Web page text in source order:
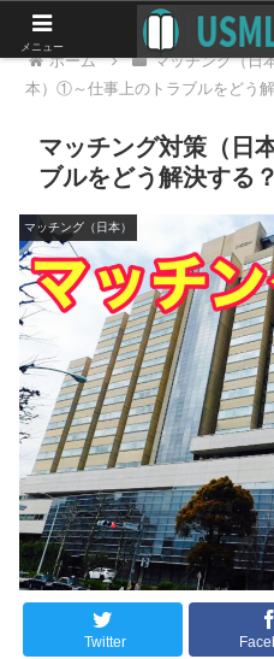
ホーム マッチング（日
本）①～仕事上のトラブルをどう
マッチング対策（日
ブルをどう解決する
マッチング（日本）
Twitter
メニュー